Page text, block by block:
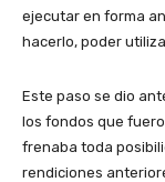
ejecutar en forma
hacerlo, poder
Este paso se dio
los fondos que
frenaba toda
rendiciones